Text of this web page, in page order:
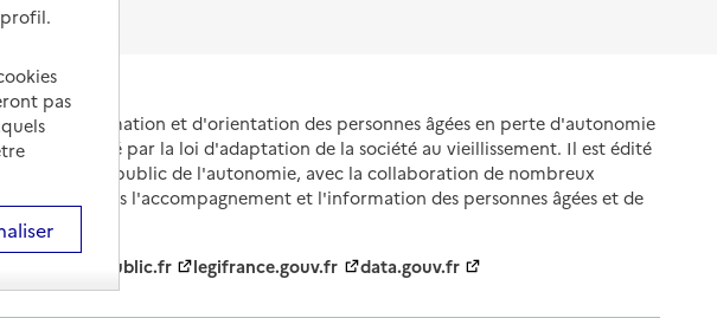
d'information et d'orientation des personnes âgées en perte d'autonomie
proches, créé par la loi d'adaptation de la société au vieillissement. Il est édité
par le Service public de l'autonomie, avec la collaboration de nombreux
engagés dans l'accompagnement et l'information des personnes âgées et de
service-public.fr legifrance.gouv.fr data.gouv.fr
pas